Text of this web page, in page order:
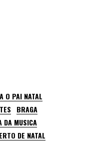
O PAI NATAL
BRAGA
DA MUSICA
DE NATAL